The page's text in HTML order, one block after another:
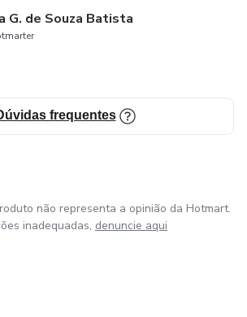
G. de Souza Batista
frequentes
não representa a opinião da Hotmart.
inadequadas, denuncie aqui